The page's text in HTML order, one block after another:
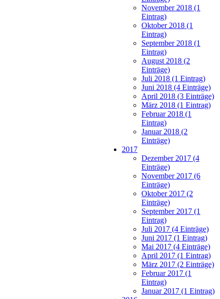
November 2018 (1
Eintrag)
Oktober 2018 (1
Eintrag)
September 2018 (1
Eintrag)
August 2018 (2
Einträge)
Juli 2018 (1 Eintrag)
Juni 2018 (4 Einträge)
April 2018 (3 Einträge)
März 2018 (1 Eintrag)
Februar 2018 (1
Eintrag)
Januar 2018 (2
Einträge)
2017
Dezember 2017 (4
Einträge)
November 2017 (6
Einträge)
Oktober 2017 (2
Einträge)
September 2017 (1
Eintrag)
Juli 2017 (4 Einträge)
Juni 2017 (1 Eintrag)
Mai 2017 (4 Einträge)
April 2017 (1 Eintrag)
März 2017 (2 Einträge)
Februar 2017 (1
Eintrag)
Januar 2017 (1 Eintrag)